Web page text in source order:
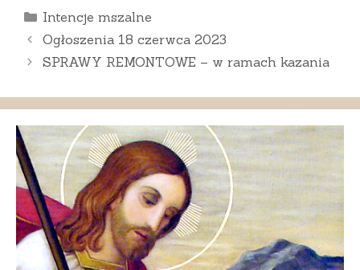
Kategorie
Intencje mszalne
Ogłoszenia 18 czerwca 2023
SPRAWY REMONTOWE – w ramach kazania